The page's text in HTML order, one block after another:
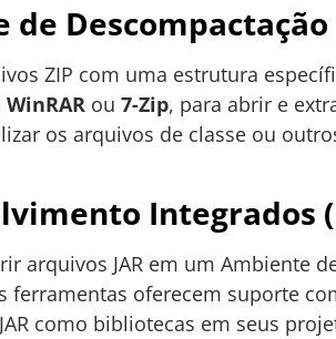
Descompactação
ZIP com uma estrutura
WinRAR ou 7-Zip, para abrir e
os arquivos de classe ou
Integrados
arquivos JAR em um Ambiente
ferramentas oferecem suporte
como bibliotecas em seus